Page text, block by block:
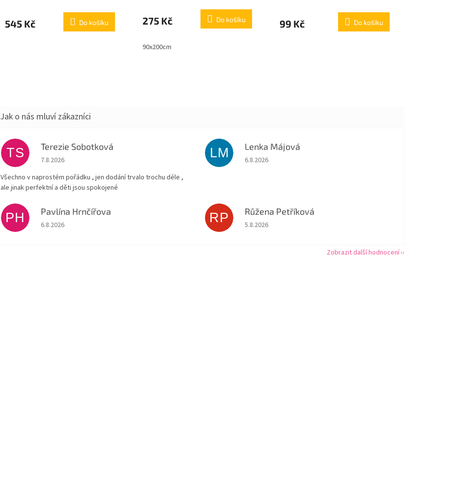
545 Kč Do košíku 275 Kč Do košíku
90x200cm
99 Kč Do košíku
TS Terezie Sobotková
Hodnocení obchodu je 5 z 5 hvězdiček.
7.8.2026
Všechno v naprostém pořádku , jen dodání trvalo trochu déle ,
ale jinak perfektní a děti jsou spokojené
LM Lenka Májová
Hodnocení obchodu je 5 z 5 hvězdiček.
6.8.2026
PH Pavlína Hrnčířova
Hodnocení obchodu je 5 z 5 hvězdiček.
6.8.2026 RP Růžena Petříková
Hodnocení obchodu je 5 z 5 hvězdiček.
5.8.2026
Zobrazit další hodnocení